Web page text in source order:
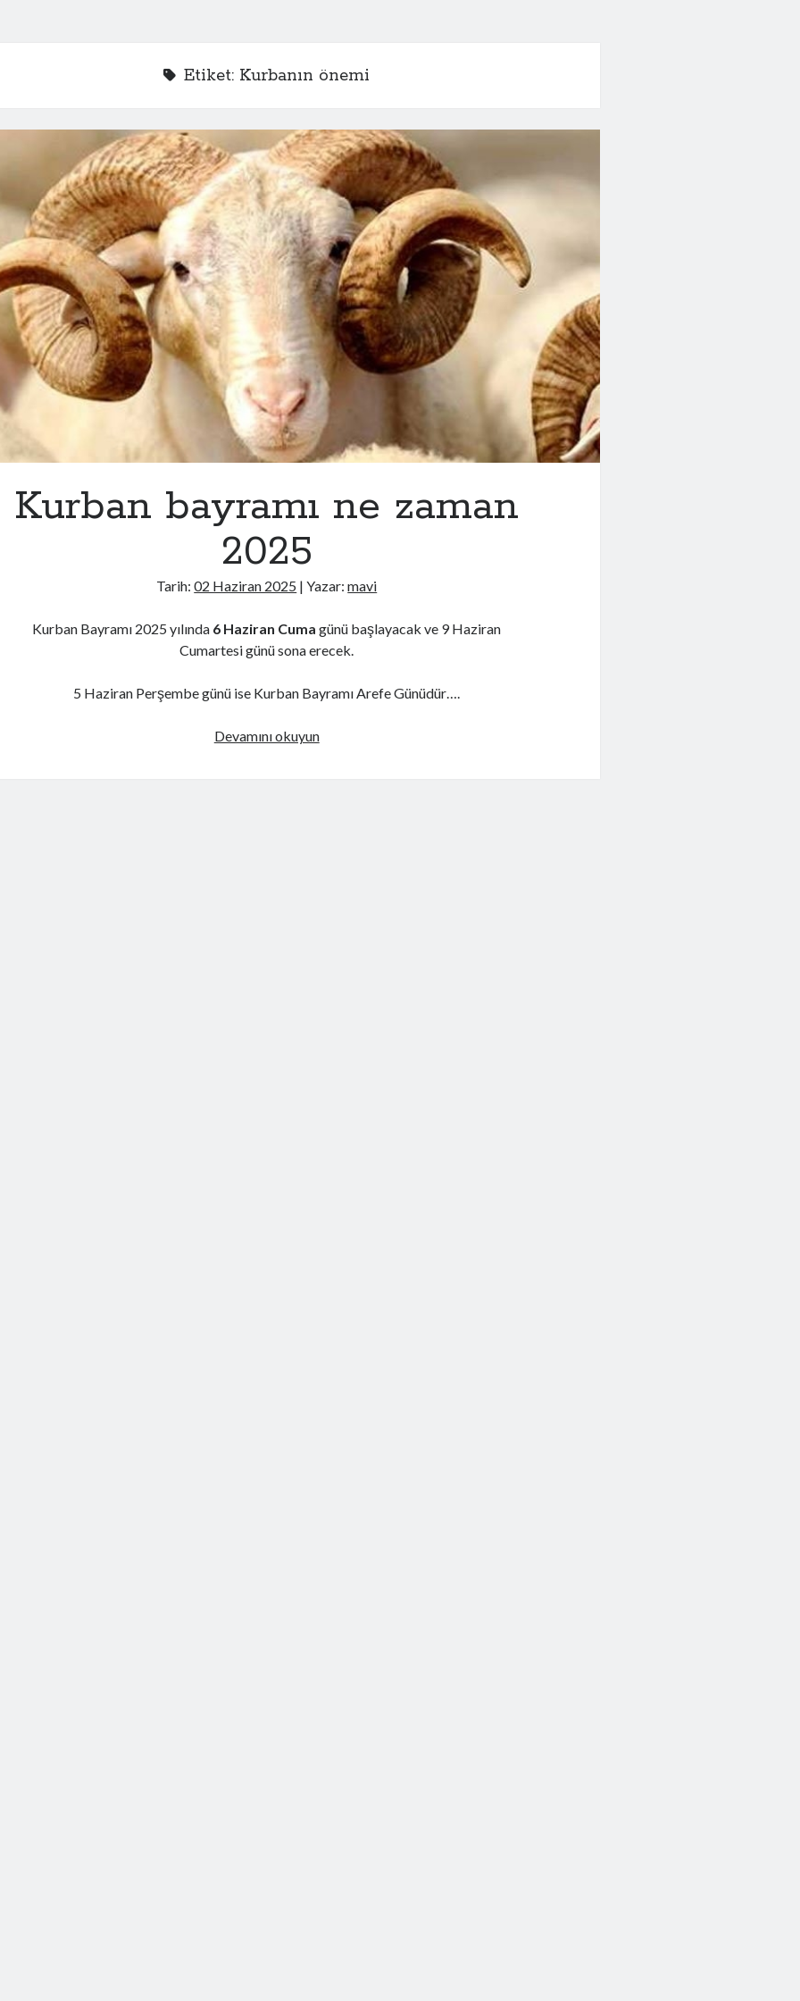
Etiket: Kurbanın önemi
Kurban bayramı ne zaman
2025
Tarih:02 Haziran 2025 | Yazar:mavi
Kurban Bayramı 2025 yılında 6 Haziran Cuma günü başlayacak ve 9 Haziran
Cumartesi günü sona erecek.
5 Haziran Perşembe günü ise Kurban Bayramı Arefe Günüdür….
Devamını okuyunKurban